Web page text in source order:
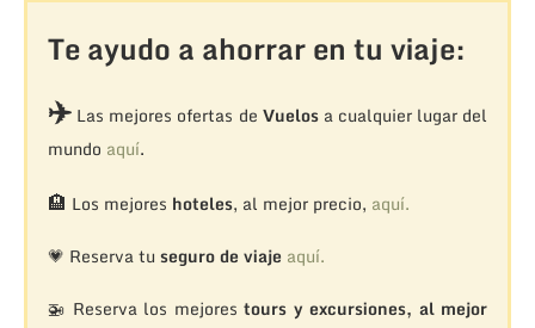
Te ayudo a ahorrar en tu viaje:
✈️Las mejores ofertas de Vuelosa cualquier lugar del
mundo aquí.
🏨 Los mejores hoteles, al mejor precio, aquí.
💗 Reserva tu seguro de viaje aquí.
🚁 Reserva los mejorestours y excursiones, al mejor